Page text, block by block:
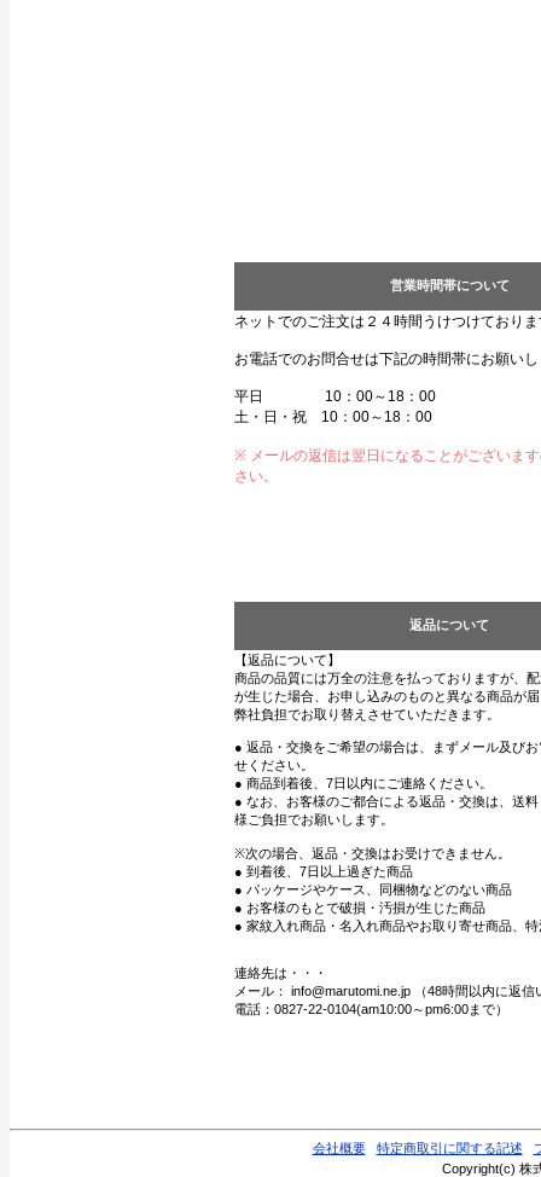
営業時間帯について
ネットでのご注文は２４時間うけつけており
お電話でのお問合せは下記の時間帯にお願い
平日 10：00～18：00
土・日・祝 10：00～18：00
※ メールの返信は翌日になることがございま
さい。
返品について
【返品について】
商品の品質には万全の注意を払っておりますが、
が生じた場合、お申し込みのものと異なる商品が
弊社負担でお取り替えさせていただきます。
● 返品・交換をご希望の場合は、まずメール及び
せください。
● 商品到着後、7日以内にご連絡ください。
● なお、お客様のご都合による返品・交換は、送
様ご負担でお願いします。
※次の場合、返品・交換はお受けできません。
● 到着後、7日以上過ぎた商品
● パッケージやケース、同梱物などのない商品
● お客様のもとで破損・汚損が生じた商品
● 家紋入れ商品・名入れ商品やお取り寄せ商品、
連絡先は・・・
メール： info@marutomi.ne.jp （48時間以内に返信
電話：0827-22-0104(am10:00～pm6:00まで）
会社概要 特定商取引に関する記述
Copyright(c) 株